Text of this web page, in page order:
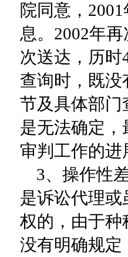
院同意，
息。2002年
次送达，历时
查询时，既
节及具体部门
是无法确定
审判工作的进
3、操作性
是诉讼代理
权的，由于种
没有明确规定